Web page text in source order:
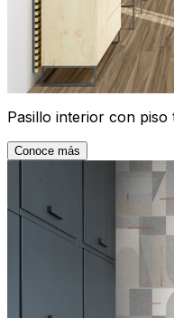
Pasillo interior con piso
Conoce más